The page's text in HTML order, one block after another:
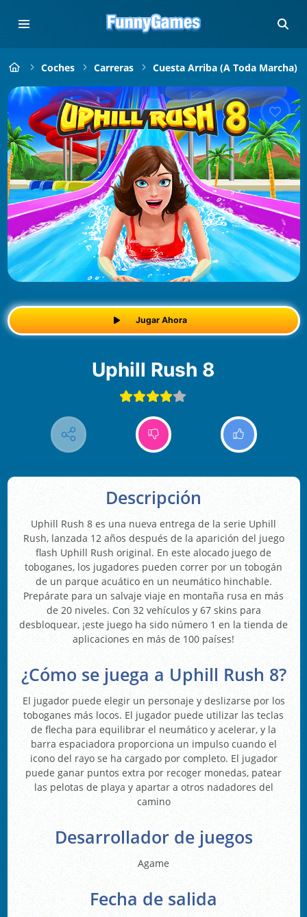
Coches Carreras Cuesta Arriba (a Toda Marcha)
Jugar Ahora
Uphill Rush 8
Descripción
Uphill Rush 8 es una nueva entrega de la serie Uphill
Rush, lanzada 12 años después de la aparición del juego
flash Uphill Rush original. En este alocado juego de
toboganes, los jugadores pueden correr por un tobogán
de un parque acuático en un neumático hinchable.
Prepárate para un salvaje viaje en montaña rusa en más
de 20 niveles. Con 32 vehículos y 67 skins para
desbloquear, ¡este juego ha sido número 1 en la tienda de
aplicaciones en más de 100 países!
¿Cómo se juega a Uphill Rush 8?
El jugador puede elegir un personaje y deslizarse por los
toboganes más locos. El jugador puede utilizar las teclas
de flecha para equilibrar el neumático y acelerar, y la
barra espaciadora proporciona un impulso cuando el
icono del rayo se ha cargado por completo. El jugador
puede ganar puntos extra por recoger monedas, patear
las pelotas de playa y apartar a otros nadadores del
camino
Desarrollador de juegos
Agame
Fecha de salida